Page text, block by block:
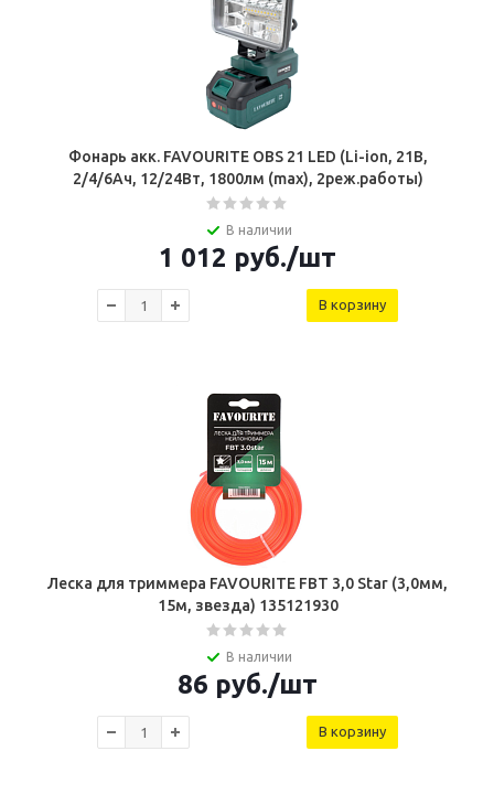
Фонарь акк. FAVOURITE OBS 21 LED (Li-ion, 21B,
2/4/6Ач, 12/24Вт, 1800лм (max), 2реж.работы)
В наличии
1 012 руб./шт
В корзину
Леска для триммера FAVOURITE FBT 3,0 Star (3,0мм,
15м, звезда) 135121930
В наличии
86 руб./шт
В корзину